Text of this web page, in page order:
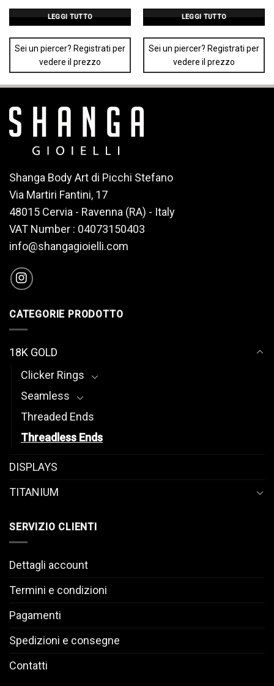
LEGGI TUTTO
Sei un piercer? Registrati per
vedere il prezzo
LEGGI TUTTO
Sei un piercer? Registrati per
vedere il prezzo
Shanga Body Art di Picchi Stefano
Via Martiri Fantini, 17
48015 Cervia - Ravenna (RA) - Italy
VAT Number : 04073150403
info@shangagioielli.com
CATEGORIE PRODOTTO
18K GOLD
Clicker Rings
Seamless
Threaded Ends
Threadless Ends
DISPLAYS
TITANIUM
SERVIZIO CLIENTI
Dettagli account
Termini e condizioni
Pagamenti
Spedizioni e consegne
Contatti